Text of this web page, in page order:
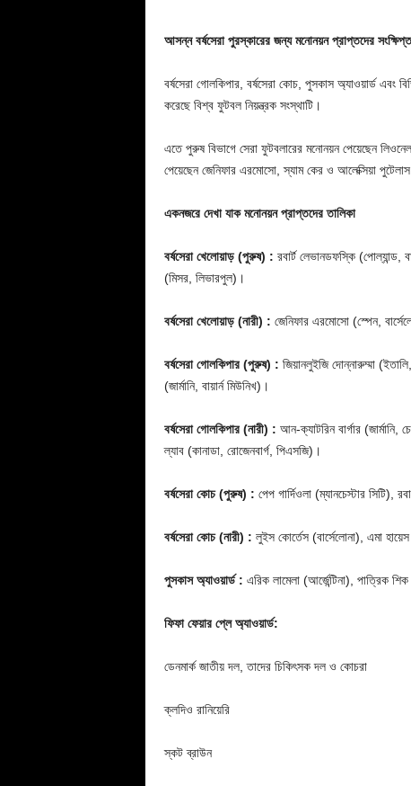
আসন্ন বর্ষসেরা পুরস্কারের জন্য মনোনয়ন প্রাপ্তদের
বর্ষসেরা গোলকিপার, বর্ষসেরা কোচ, পুসকাস অ্যাওয়ার্ড এবং
করেছে বিশ্ব ফুটবল নিয়ন্ত্রক সংস্থাটি।
এতে পুরুষ বিভাগে সেরা ফুটবলারের মনোনয়ন পেয়েছেন
পেয়েছেন জেনিফার এরমোসো, স্যাম কের ও আলেক্সিয়া
একনজরে দেখা যাক মনোনয়ন প্রাপ্তদের তালিকা
বর্ষসেরা খেলোয়াড় (পুরুষ) : রবার্ট লেভানডফস্কি (পোল্যান্ড,
(মিসর, লিভারপুল)।
বর্ষসেরা খেলোয়াড় (নারী) : জেনিফার এরমোসো (স্পেন,
বর্ষসেরা গোলকিপার (পুরুষ) : জিয়ানলুইজি দোন্নারুম্মা
(জার্মানি, বায়ার্ন মিউনিখ)।
বর্ষসেরা গোলকিপার (নারী) : আন-ক্যাটরিন বার্গার (জার্মানি,
ল্যাব (কানাডা, রোজেনবার্গ, পিএসজি)।
বর্ষসেরা কোচ (পুরুষ) : পেপ গার্দিওলা (ম্যানচেস্টার সিটি),
বর্ষসেরা কোচ (নারী) : লুইস কোর্তেস (বার্সেলোনা), এমা
পুসকাস অ্যাওয়ার্ড : এরিক লামেলা (আর্জেন্টিনা), পাত্রিক
ফিফা ফেয়ার প্লে অ্যাওয়ার্ড:
ডেনমার্ক জাতীয় দল, তাদের চিকিৎসক দল ও কোচরা
ক্লদিও রানিয়েরি
স্কট ব্রাউন